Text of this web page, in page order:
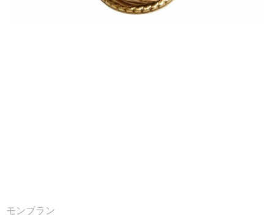
モンブラン